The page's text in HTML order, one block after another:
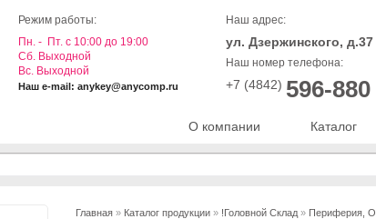
О компании Каталог
Режим работы:
Пн. - Пт. с 10:00 до 19:00
Cб. Выходной
Вс. Выходной
Наш e-mail: anykey@anycomp.ru
Наш адрес:
ул. Дзержинского, д.37
Наш номер телефона:
+7 (4842) 596-880
Главная » Каталог продукции » !Головной Склад » Периферия,